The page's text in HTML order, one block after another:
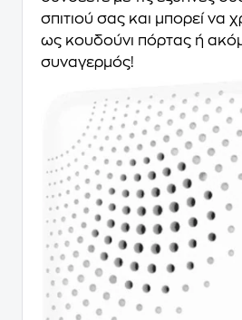
σπιτιού σας και μπορεί να
ως κουδούνι πόρτας ή
συναγερμός!